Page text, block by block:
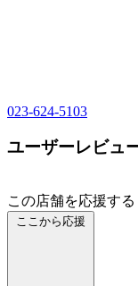
023-624-5103
ユーザーレビュ
この店舗を応援する
ここから応援